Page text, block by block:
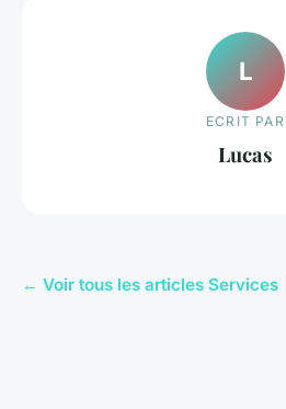
L
ECRIT PAR
Lucas
← Voir tous les articles Services